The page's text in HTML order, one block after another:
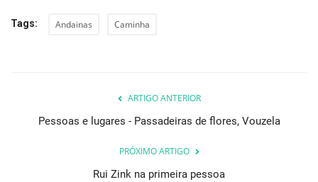
Tags: Andainas Caminha
ARTIGO ANTERIOR
Pessoas e lugares - Passadeiras de flores, Vouzela
PRÓXIMO ARTIGO
Rui Zink na primeira pessoa